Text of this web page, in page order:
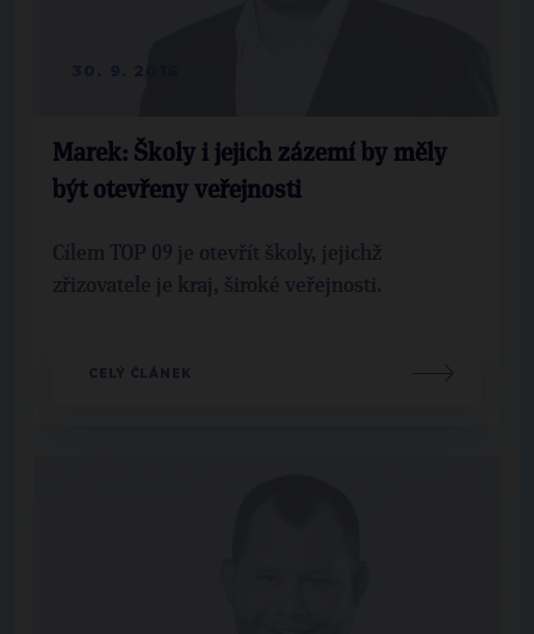
Marek: Školy i jejich zázemí by měly
být otevřeny veřejnosti
Cílem TOP 09 je otevřít školy, jejichž
zřizovatele je kraj, široké veřejnosti.
CELÝ ČLÁNEK